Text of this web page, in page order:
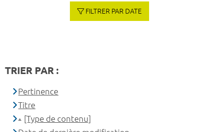
FILTRER PAR DATE
TRIER PAR :
Pertinence
Titre
[Type de contenu]